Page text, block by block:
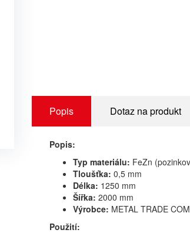
Popis Dotaz na produkt
Popis:
Typ materiálu: FeZn
Tloušťka: 0,5 mm
Délka: 1250 mm
Šířka: 2000 mm
Výrobce: METAL TRADE
Použití: